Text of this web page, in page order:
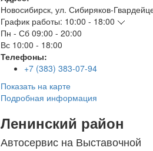
Новосибирск, ул. Сибиряков-
График работы: 10:00 - 18:00
Пн - Сб 09:00 - 20:00
Вс 10:00 - 18:00
Телефоны:
+7 (383) 383-07-94
Показать на карте
Подробная информация
Ленинский район
Автосервис на Выставочной